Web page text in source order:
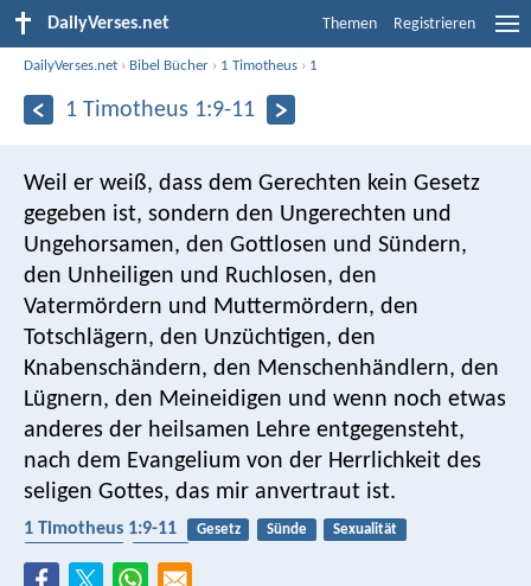
DailyVerses.net Themen Registrieren
DailyVerses.net › Bibel Bücher › 1 Timotheus › 1
1 Timotheus 1:9-11
Weil er weiß, dass dem Gerechten kein Gesetz
gegeben ist, sondern den Ungerechten und
Ungehorsamen, den Gottlosen und Sündern,
den Unheiligen und Ruchlosen, den
Vatermördern und Muttermördern, den
Totschlägern, den Unzüchtigen, den
Knabenschändern, den Menschenhändlern, den
Lügnern, den Meineidigen und wenn noch etwas
anderes der heilsamen Lehre entgegensteht,
nach dem Evangelium von der Herrlichkeit des
seligen Gottes, das mir anvertraut ist.
1 Timotheus 1:9-11 Gesetz Sünde
Sexualität